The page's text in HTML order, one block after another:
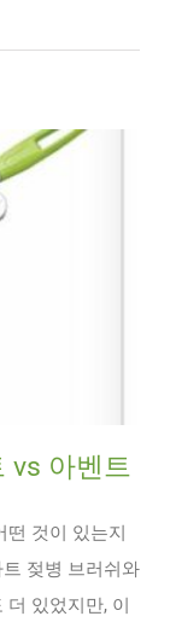
vs 아벤트
떤 것이 있는지
젖병 브러쉬와
있었지만, 이